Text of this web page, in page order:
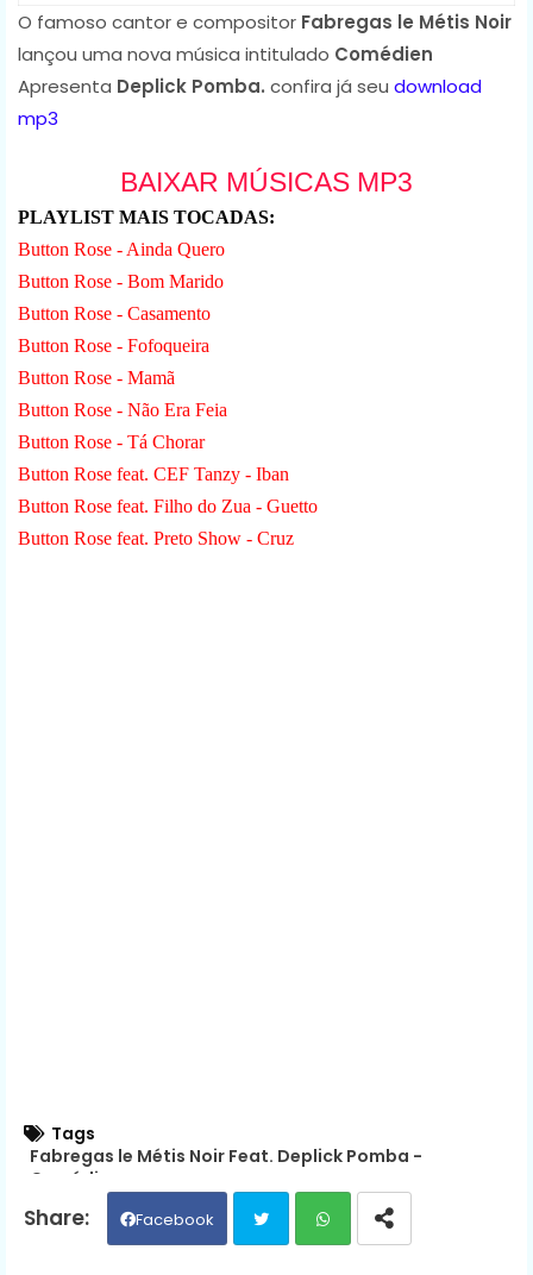
O famoso cantor e compositor Fabregas le Métis Noir
lançou uma nova música intitulado Comédien
Apresenta Deplick Pomba. confira já seu download
mp3
BAIXAR MÚSICAS MP3
PLAYLIST MAIS TOCADAS:
Button Rose - Ainda Quero
Button Rose - Bom Marido
Button Rose - Casamento
Button Rose - Fofoqueira
Button Rose - Mamã
Button Rose - Não Era Feia
Button Rose - Tá Chorar
Button Rose feat. CEF Tanzy - Iban
Button Rose feat. Filho do Zua - Guetto
Button Rose feat. Preto Show - Cruz
Tags
Fabregas le Métis Noir Feat. Deplick Pomba -
Comédien
Facebook